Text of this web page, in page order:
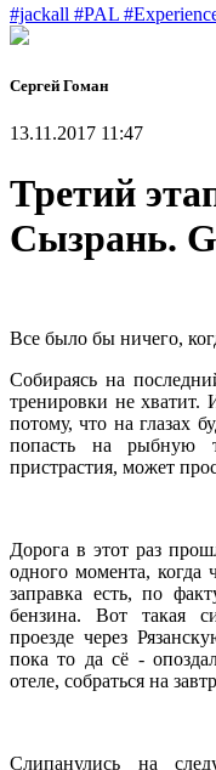
#jackall #PAL
Сергей Гоман
13.11.2017 11:47
Третий
Сызрань.
Все было бы ничего,
Собираясь на
тренировки не хватит.
потому, что на глазах
попасть на рыбную
пристрастия, может
Дорога в этот раз
одного момента, когда
заправка есть, по
бензина. Вот такая
проезде через
пока то да сё -
отеле, собраться на
Слипанулись на